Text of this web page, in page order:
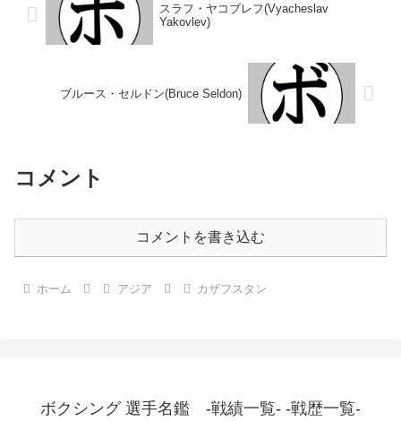
スラフ・ヤコブレフ(Vyacheslav
Yakovlev)
ブルース・セルドン(Bruce Seldon)
コメント
コメントを書き込む
ホーム アジア カザフスタン
ボクシング 選手名鑑 -戦績一覧- -戦歴一覧-